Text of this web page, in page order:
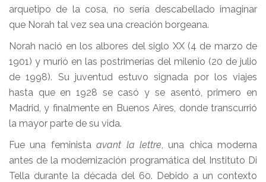
arquetipo de la cosa, no sería descabellado imaginar
que Norah tal vez sea una creación borgeana.
Norah nació en los albores del siglo XX (4 de marzo de
1901) y murió en las postrimerías del milenio (20 de julio
de 1998). Su juventud estuvo signada por los viajes
hasta que en 1928 se casó y se asentó, primero en
Madrid, y finalmente en Buenos Aires, donde transcurrió
la mayor parte de su vida.
Fue una feministaavant la lettre, una chica moderna
antes de la modernización programática del Instituto Di
Tella durante la década del 60. Debido a un contexto